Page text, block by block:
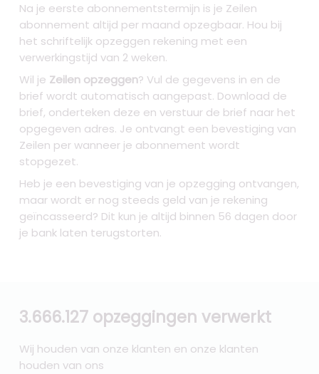
Na je eerste abonnementstermijn is je Zeilen
abonnement altijd per maand opzegbaar. Hou bij
het schriftelijk opzeggen rekening met een
verwerkingstijd van 2 weken.
Wil je Zeilen opzeggen? Vul de gegevens in en de
brief wordt automatisch aangepast. Download de
brief, onderteken deze en verstuur de brief naar het
opgegeven adres. Je ontvangt een bevestiging van
Zeilen per wanneer je abonnement wordt
stopgezet.
Heb je een bevestiging van je opzegging ontvangen,
maar wordt er nog steeds geld van je rekening
geïncasseerd? Dit kun je altijd binnen 56 dagen door
je bank laten terugstorten.
3.666.127 opzeggingen verwerkt
Wij houden van onze klanten en onze klanten
houden van ons